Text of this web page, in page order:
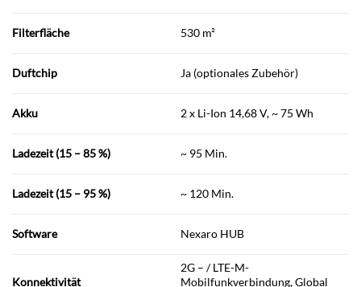
Filterfläche 530 m²
Duftchip Ja (optionales Zubehör)
Akku 2 x Li-Ion 14,68 V, ~ 75 Wh
Ladezeit (15 – 85 %) ~ 95 Min.
Ladezeit (15 – 95 %) ~ 120 Min.
Software Nexaro HUB
Konnektivität
2G – / LTE-M-
Mobilfunkverbindung, Global